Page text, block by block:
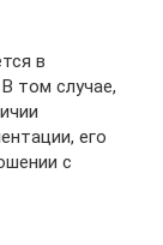
в
том случае,
его
с